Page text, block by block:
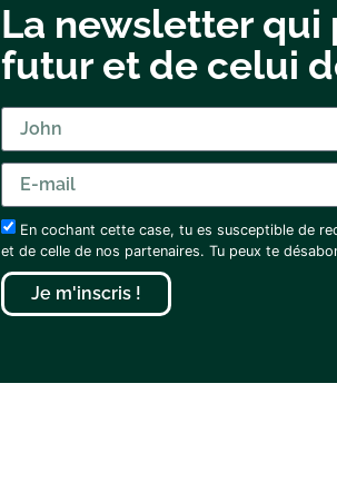
La newsletter qui
futur et de celui
En cochant cette case, tu es susceptible de
et de celle de nos partenaires. Tu peux te
Je m'inscris !